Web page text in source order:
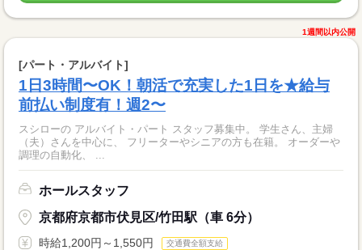
1週間以内公開
[パート・アルバイト]
1日3時間〜OK！朝活で充実した1日を★給与
前払い制度有！週2〜
スシローの アルバイト・パート スタッフ募集中。 学生さん、主婦
（夫）さんを中心に、 フリーターやシニアの方も在籍。 オーダーや
調理の自動化、 ...
ホールスタッフ
京都府京都市伏見区/竹田駅（車 6分）
時給1,200円～1,550円 交通費全額支給